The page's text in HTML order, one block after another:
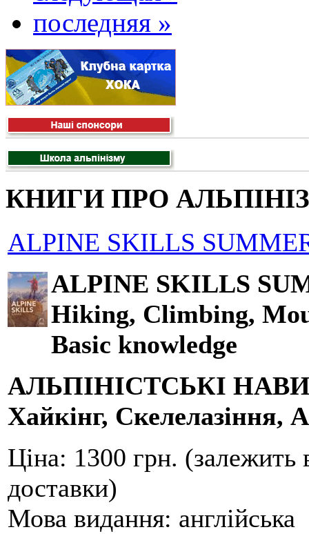
последняя »
КНИГИ ПРО
ALPINE SKILLS
ALPINE SKILLS
Hiking, Climbing,
Basic knowledge
АЛЬПІНІСТСЬКІ
Хайкінг, Скелелазіння,
Ціна: 1300 грн. (залежить
доставки)
Мова видання: англійська